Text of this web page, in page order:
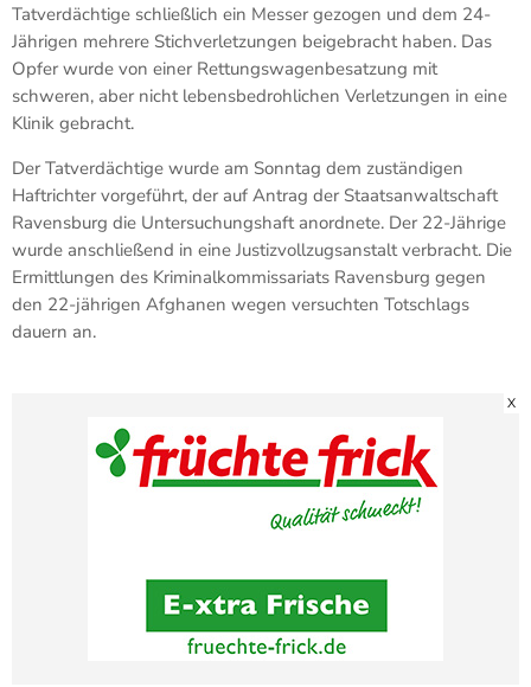
Tatverdächtige schließlich ein Messer gezogen und dem 24-
Jährigen mehrere Stichverletzungen beigebracht haben. Das
Opfer wurde von einer Rettungswagenbesatzung mit
schweren, aber nicht lebensbedrohlichen Verletzungen in eine
Klinik gebracht.
Der Tatverdächtige wurde am Sonntag dem zuständigen
Haftrichter vorgeführt, der auf Antrag der Staatsanwaltschaft
Ravensburg die Untersuchungshaft anordnete. Der 22-Jährige
wurde anschließend in eine Justizvollzugsanstalt verbracht. Die
Ermittlungen des Kriminalkommissariats Ravensburg gegen
den 22-jährigen Afghanen wegen versuchten Totschlags
dauern an.
X